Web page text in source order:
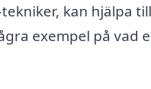
tekniker, kan hjälpa
exempel på vad